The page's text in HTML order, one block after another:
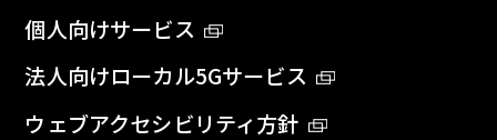
個人向けサービス
法人向けローカル5Gサービス
ウェブアクセシビリティ方針